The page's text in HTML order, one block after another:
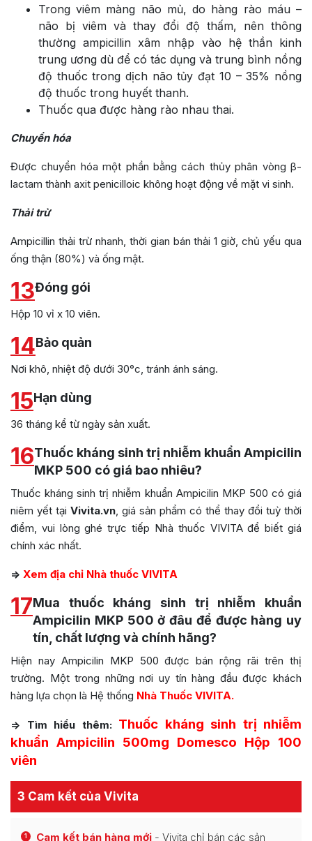
Trong viêm màng não mủ, do hàng rào máu –
não bị viêm và thay đổi độ thấm, nên thông
thường ampicillin xâm nhập vào hệ thần kinh
trung ương dù để có tác dụng và trung bình nồng
độ thuốc trong dịch não tủy đạt 10 – 35% nồng
độ thuốc trong huyết thanh.
Thuốc qua được hàng rào nhau thai.
Chuyển hóa
Được chuyển hóa một phần bằng cách thủy phân vòng β-
lactam thành axit penicilloic không hoạt động về mặt vi sinh.
Thải trừ
Ampicillin thải trừ nhanh, thời gian bán thải 1 giờ, chủ yếu qua
ống thận (80%) và ống mật.
13Đóng gói
Hộp 10 vỉ x 10 viên.
14Bảo quản
Nơi khô, nhiệt độ dưới 30°c, tránh ánh sáng.
15Hạn dùng
36 tháng kể từ ngày sản xuất.
16Thuốc kháng sinh trị nhiễm khuẩn Ampicilin
MKP 500 có giá bao nhiêu?
Thuốc kháng sinh trị nhiễm khuẩn Ampicilin MKP 500 có giá
niêm yết tại Vivita.vn , giá sản phẩm có thể thay đổi tuỳ thời
điểm, vui lòng ghé trực tiếp Nhà thuốc VIVITA để biết giá
chính xác nhất.
=> Xem địa chỉ Nhà thuốc VIVITA
17Mua thuốc kháng sinh trị nhiễm khuẩn
Ampicilin MKP 500 ở đâu để được hàng uy
tín, chất lượng và chính hãng?
Hiện nay Ampicilin MKP 500 được bán rộng rãi trên thị
trường. Một trong những nơi uy tín hàng đầu được khách
hàng lựa chọn là Hệ thống Nhà Thuốc VIVITA.
=> Tìm hiểu thêm: Thuốc kháng sinh trị nhiễm
khuẩn Ampicilin 500mg Domesco Hộp 100
viên
3 Cam kết của Vivita
1 Cam kết bán hàng mới - Vivita chỉ bán các sản